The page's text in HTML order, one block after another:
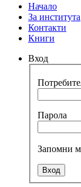
Начало
За института
Контакти
Книги
Вход
Парола
Запомни